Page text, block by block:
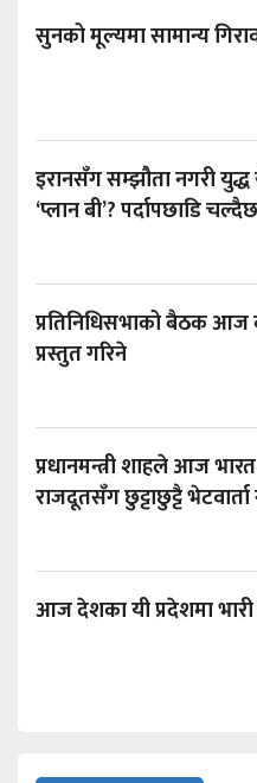
सुनको मूल्यमा सामान्य
इरानसँग सम्झौता नगरी युद्ध
‘प्लान बी’? पर्दापछाडि
प्रतिनिधिसभाको बैठक आज
प्रस्तुत गरिने
प्रधानमन्त्री शाहले आज
राजदूतसँग छुट्टाछुट्टै भेटवार्ता
आज देशका यी प्रदेशमा भारी